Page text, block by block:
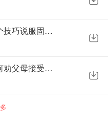
09【沟通】叫兽来习丨三个技巧说服固执的人
10【沟通】叫兽来习丨如何劝父母接受喜欢的人